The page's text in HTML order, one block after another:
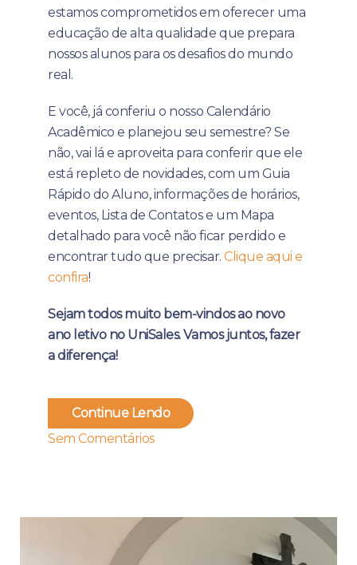
estamos comprometidos em oferecer uma
educação de alta qualidade que prepara
nossos alunos para os desafios do mundo
real.
E você, já conferiu o nosso Calendário
Acadêmico e planejou seu semestre? Se
não, vai lá e aproveita para conferir que ele
está repleto de novidades, com um Guia
Rápido do Aluno, informações de horários,
eventos, Lista de Contatos e um Mapa
detalhado para você não ficar perdido e
encontrar tudo que precisar.Clique aqui e
confira!
Sejam todos muito bem-vindos ao novo
ano letivo no UniSales. Vamos juntos, fazer
a diferença!
Continue Lendo
Sem Comentários